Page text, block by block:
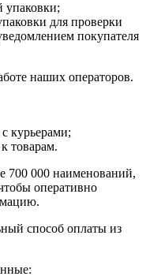
упаковки;
для проверки
покупателя
наших операторов.
курьерами;
товарам.
700 000 наименований,
оперативно
способ оплаты из